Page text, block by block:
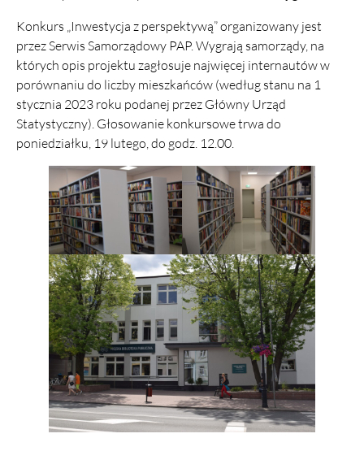
Konkurs „Inwestycja z perspektywą” organizowany jest
przez Serwis Samorządowy PAP. Wygrają samorządy, na
których opis projektu zagłosuje najwięcej internautów w
porównaniu do liczby mieszkańców (według stanu na 1
stycznia 2023 roku podanej przez Główny Urząd
Statystyczny). Głosowanie konkursowe trwa do
poniedziałku, 19 lutego, do godz. 12.00.